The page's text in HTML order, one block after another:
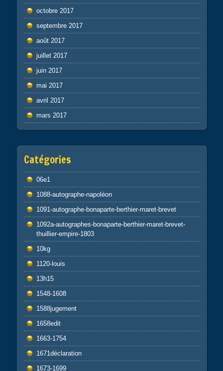
octobre 2017
septembre 2017
août 2017
juillet 2017
juin 2017
mai 2017
avril 2017
mars 2017
Catégories
06e1
1088-autographe-napoléon
1091-autographe-bonaparte-berthier-maret-brevet
1092a-autographes-bonaparte-berthier-maret-brevet-
thuillier-empire-1803
10kg
1120-louis
13h15
1548-1608
1588jugement
1658edit
1663-1754
1671déclaration
1673-1699